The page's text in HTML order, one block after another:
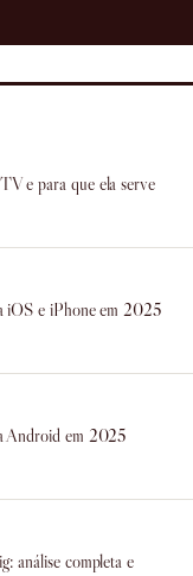
e para que ela serve
iOS e iPhone em 2025
Android em 2025
análise completa e